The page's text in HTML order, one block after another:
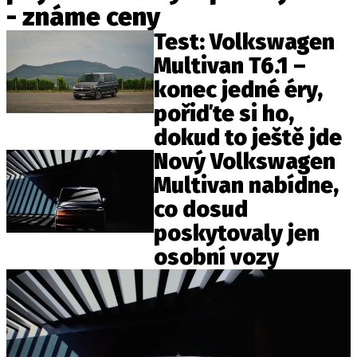
ELEKTRO
NOVINKY ZE SVĚTA EV
TESTY ELEKTROMOBILŮ
TRH S ELEKTROMOBILY
RALLY
OSTATNÍ
TISKOVKY
ROZHOVORY
DAKAR
Z DOMOVA
ZE SVĚTA
- známe ceny
Test: Volkswagen
Multivan T6.1 –
konec jedné éry,
pořiďte si ho,
dokud to ještě jde
Nový Volkswagen
Multivan nabídne,
co dosud
poskytovaly jen
osobní vozy